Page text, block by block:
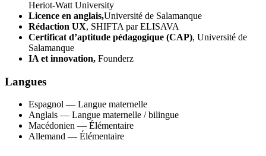
Heriot-Watt University
Licence en anglais,Université de Salamanque
Rédaction UX, SHIFTA par ELISAVA
Certificat d’aptitude pédagogique (CAP), Université de
Salamanque
IA et innovation, Founderz
Langues
Espagnol — Langue maternelle
Anglais — Langue maternelle / bilingue
Macédonien — Élémentaire
Allemand — Élémentaire